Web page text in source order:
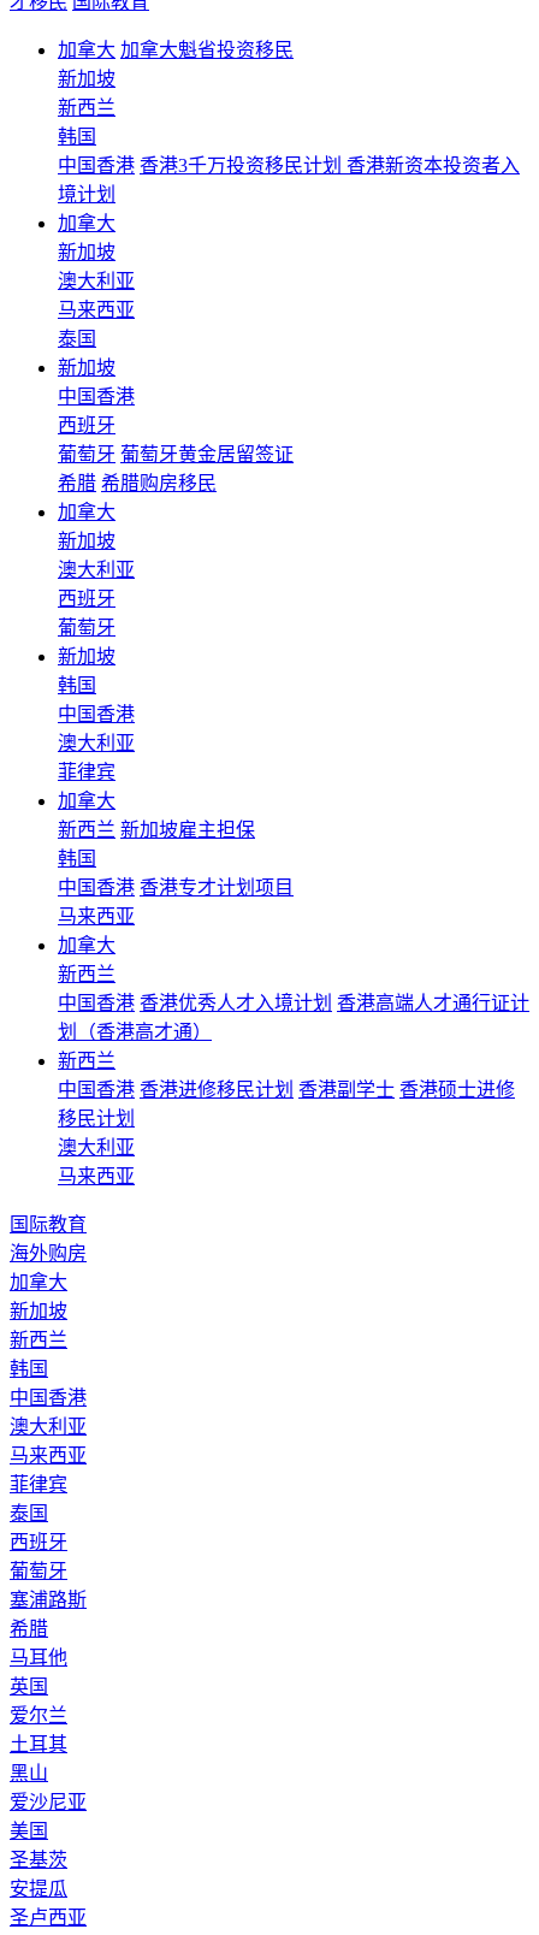
加拿大 加拿大魁省投资移民
新加坡
新西兰
韩国
中国香港 香港3千万投资移民计划 香港新资本投资者入
境计划
加拿大
新加坡
澳大利亚
马来西亚
泰国
新加坡
中国香港
西班牙
葡萄牙 葡萄牙黄金居留签证
希腊 希腊购房移民
加拿大
新加坡
澳大利亚
西班牙
葡萄牙
新加坡
韩国
中国香港
澳大利亚
菲律宾
加拿大
新西兰 新加坡雇主担保
韩国
中国香港 香港专才计划项目
马来西亚
加拿大
新西兰
中国香港 香港优秀人才入境计划 香港高端人才通行证计
划（香港高才通）
新西兰
中国香港 香港进修移民计划 香港副学士 香港硕士进修
移民计划
澳大利亚
马来西亚
国际教育
海外购房
加拿大
新加坡
新西兰
韩国
中国香港
澳大利亚
马来西亚
菲律宾
泰国
西班牙
葡萄牙
塞浦路斯
希腊
马耳他
英国
爱尔兰
土耳其
黑山
爱沙尼亚
美国
圣基茨
安提瓜
圣卢西亚